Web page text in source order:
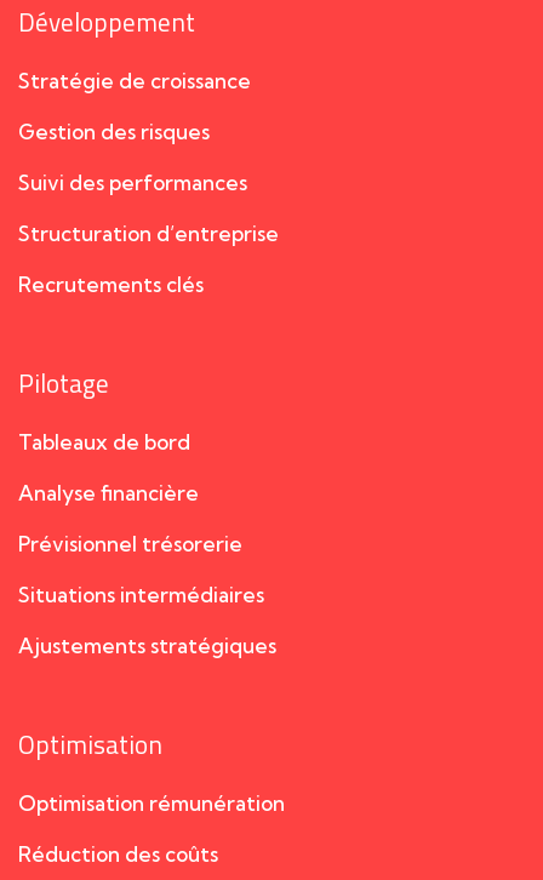
Développement
Stratégie de croissance
Gestion des risques
Suivi des performances
Structuration d’entreprise
Recrutements clés
Pilotage
Tableaux de bord
Analyse financière
Prévisionnel trésorerie
Situations intermédiaires
Ajustements stratégiques
Optimisation
Optimisation rémunération
Réduction des coûts